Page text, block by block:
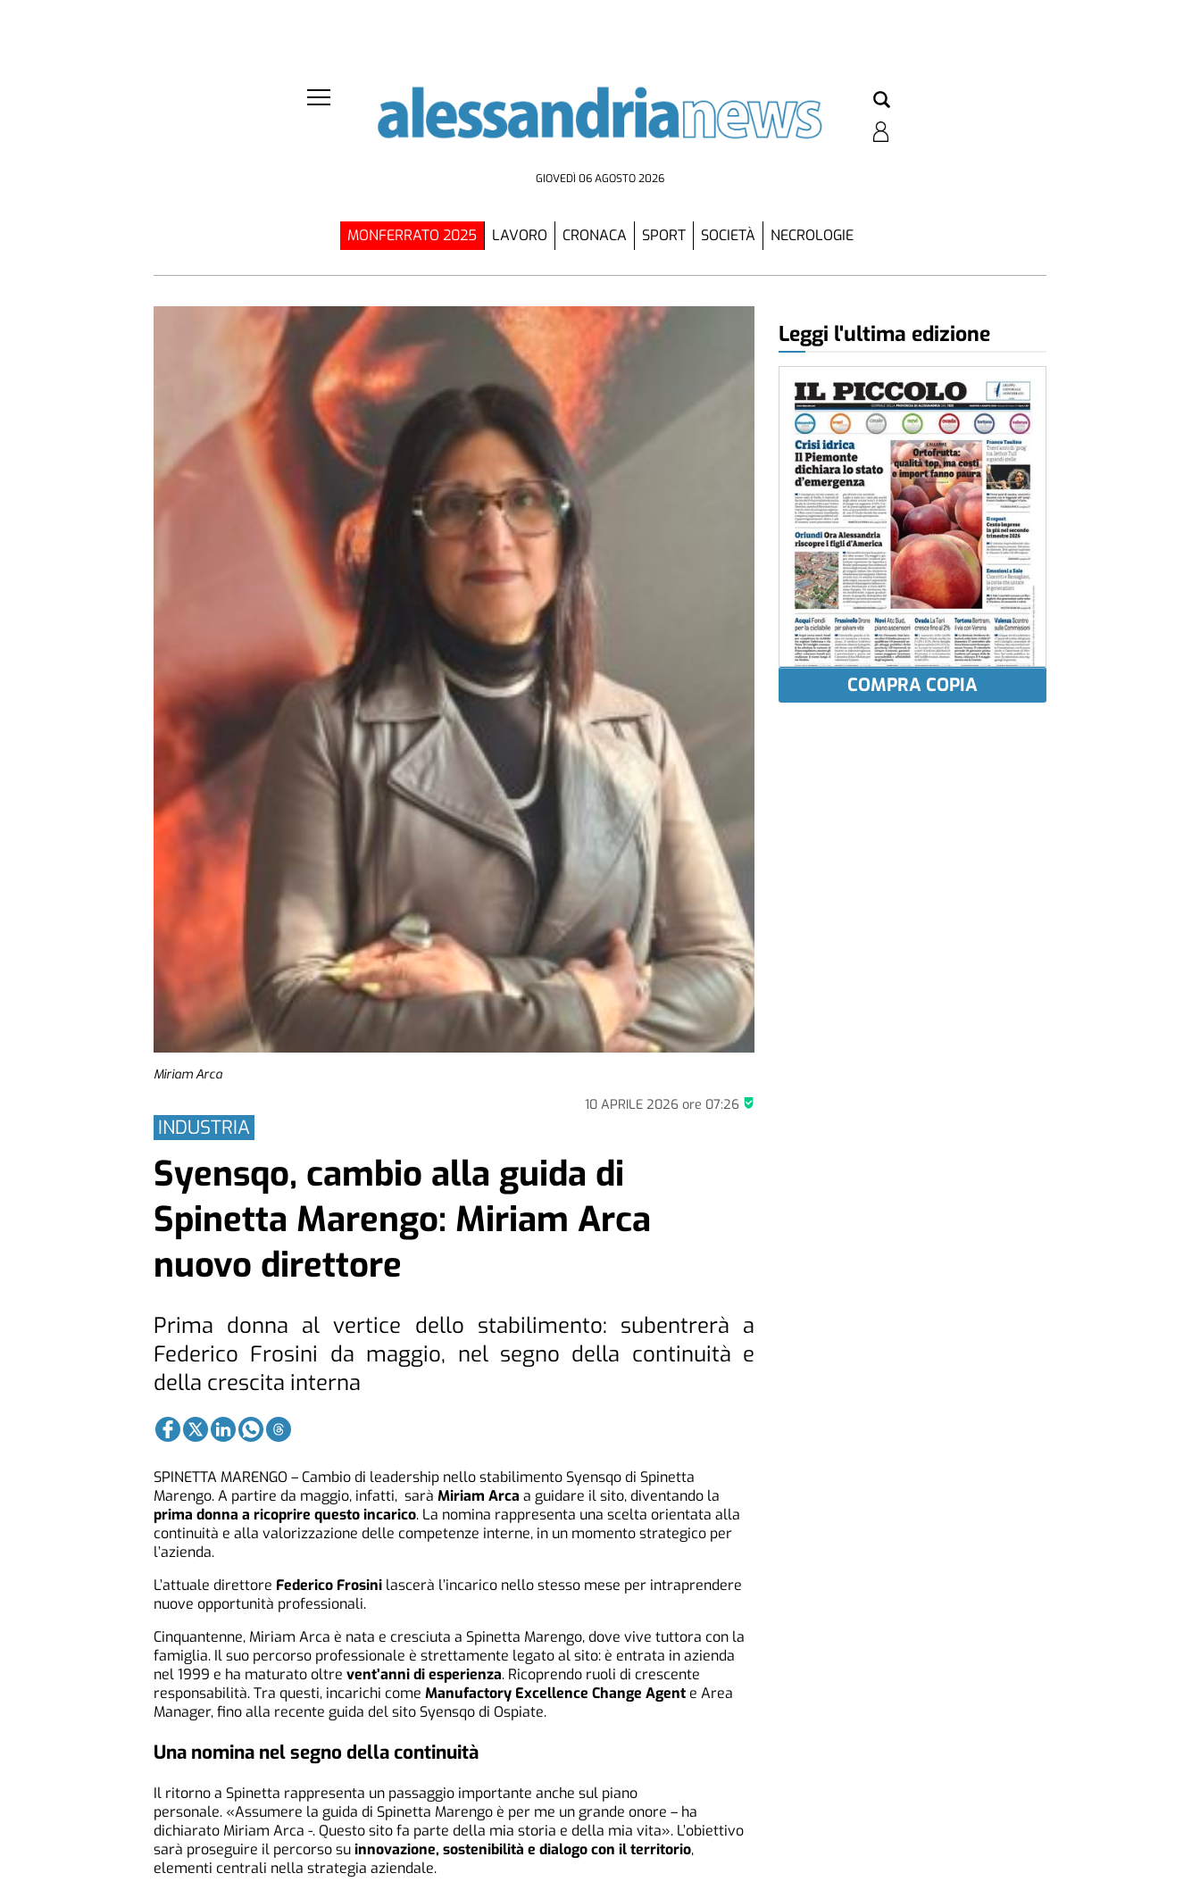
GIOVEDÌ 06 AGOSTO 2026
MONFERRATO 2025 LAVORO CRONACA SPORT SOCIETÀ NECROLOGIE
Miriam Arca
10 APRILE 2026ore 07:26
INDUSTRIA
Syensqo, cambio alla guida di
Spinetta Marengo: Miriam Arca
nuovo direttore
Prima donna al vertice dello stabilimento: subentrerà a
Federico Frosini da maggio, nel segno della continuità e
della crescita interna
SPINETTA MARENGO – Cambio di leadership nello stabilimento Syensqo di Spinetta
Marengo. A partire da maggio, infatti, sarà Miriam Arca a guidare il sito, diventando la
prima donna a ricoprire questo incarico. La nomina rappresenta una scelta orientata alla
continuità e alla valorizzazione delle competenze interne, in un momento strategico per
l’azienda.
L’attuale direttore Federico Frosini lascerà l’incarico nello stesso mese per intraprendere
nuove opportunità professionali.
Cinquantenne, Miriam Arca è nata e cresciuta a Spinetta Marengo, dove vive tuttora con la
famiglia. Il suo percorso professionale è strettamente legato al sito: è entrata in azienda
nel 1999 e ha maturato oltre vent’anni di esperienza. Ricoprendo ruoli di crescente
responsabilità. Tra questi, incarichi come Manufactory Excellence Change Agent e Area
Manager, fino alla recente guida del sito Syensqo di Ospiate.
Una nomina nel segno della continuità
Il ritorno a Spinetta rappresenta un passaggio importante anche sul piano
personale. «Assumere la guida di Spinetta Marengo è per me un grande onore – ha
dichiarato Miriam Arca -. Questo sito fa parte della mia storia e della mia vita». L’obiettivo
sarà proseguire il percorso suinnovazione, sostenibilità e dialogo con il territorio,
elementi centrali nella strategia aziendale.
Leggi l'ultima edizione
COMPRA COPIA